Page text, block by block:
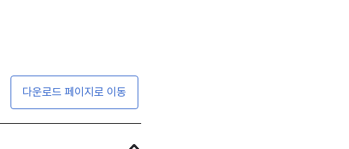
다운로드 페이지로 이동